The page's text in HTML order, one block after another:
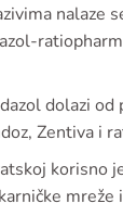
nalaze
dolazi od
Zentiva i
korisno
mreže